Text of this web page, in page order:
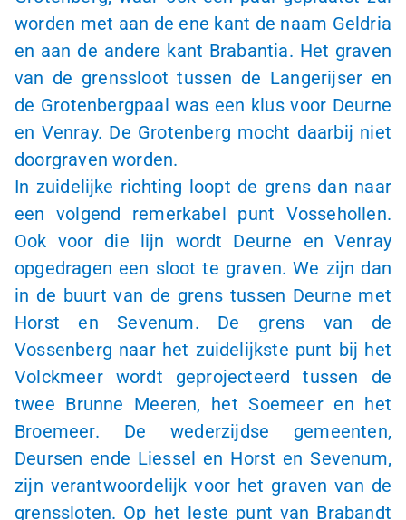
worden met aan de ene kant de naam Geldria
en aan de andere kant Brabantia. Het graven
van de grenssloot tussen de Langerijser en
de Grotenbergpaal was een klus voor Deurne
en Venray. De Grotenberg mocht daarbij niet
doorgraven worden.
In zuidelijke richting loopt de grens dan naar
een volgend remerkabel punt Vossehollen.
Ook voor die lijn wordt Deurne en Venray
opgedragen een sloot te graven. We zijn dan
in de buurt van de grens tussen Deurne met
Horst en Sevenum. De grens van de
Vossenberg naar het zuidelijkste punt bij het
Volckmeer wordt geprojecteerd tussen de
twee Brunne Meeren, het Soemeer en het
Broemeer. De wederzijdse gemeenten,
Deursen ende Liessel en Horst en Sevenum,
zijn verantwoordelijk voor het graven van de
grenssloten. Op het leste punt van Brabandt